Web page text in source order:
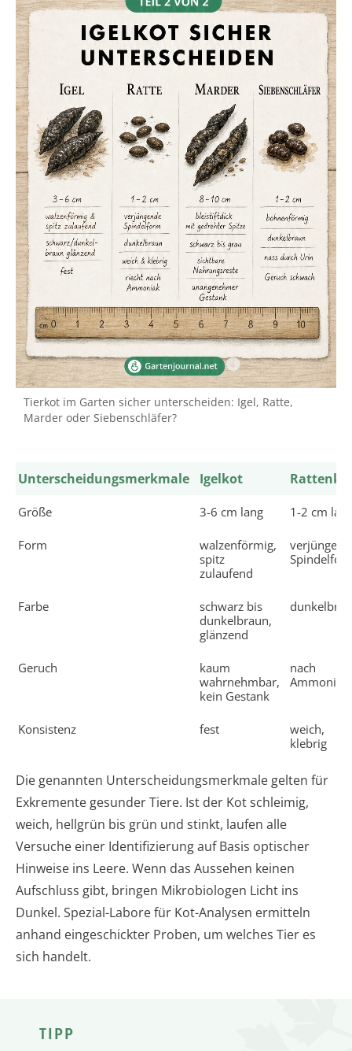
Tierkot im Garten sicher unterscheiden: Igel, Ratte,
Marder oder Siebenschläfer?
Unterscheidungsmerkmale Igelkot
Größe 3-6 cm lang 1-2 cm
Form
walzenförmig,
spitz
zulaufend
Farbe
schwarz bis
dunkelbraun,
glänzend
Geruch
kaum
wahrnehmbar,
kein Gestank
nach
Ammoniak
Konsistenz fest
weich,
klebrig
Die genannten Unterscheidungsmerkmale gelten für
Exkremente gesunder Tiere. Ist der Kot schleimig,
weich, hellgrün bis grün und stinkt, laufen alle
Versuche einer Identifizierung auf Basis optischer
Hinweise ins Leere. Wenn das Aussehen keinen
Aufschluss gibt, bringen Mikrobiologen Licht ins
Dunkel. Spezial-Labore für Kot-Analysen ermitteln
anhand eingeschickter Proben, um welches Tier es
sich handelt.
TIPP